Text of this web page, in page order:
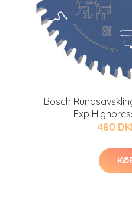
Bosch
Exp
480